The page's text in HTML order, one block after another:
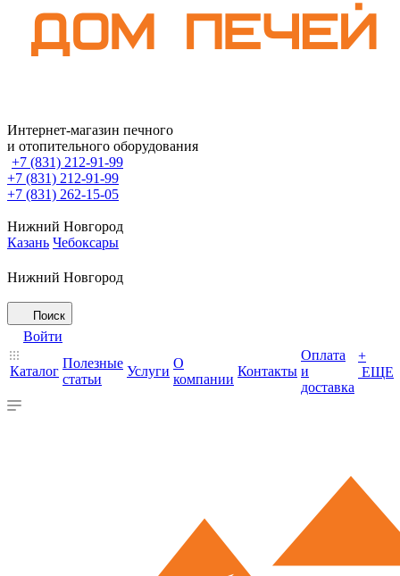
Интернет-магазин печного
и отопительного оборудования
+7 (831) 212-91-99
+7 (831) 212-91-99
+7 (831) 262-15-05
Нижний Новгород
Казань Чебоксары
Нижний Новгород
Поиск
Войти
Каталог
Полезные
статьи
Услуги
О
компании
Контакты
Оплата
и
доставка
+
ЕЩЕ